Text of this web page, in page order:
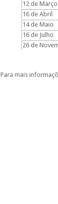
12 de Março
16 de Abril
14 de Maio
16 de Julho
26 de
Para mais